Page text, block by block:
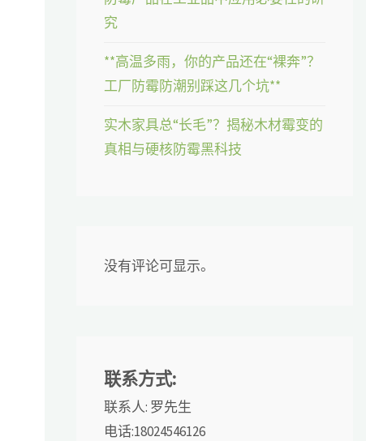
究
**高温多雨，你的产品还在“裸奔”？
工厂防霉防潮别踩这几个坑**
实木家具总“长毛”？揭秘木材霉变的
真相与硬核防霉黑科技
没有评论可显示。
联系方式:
联系人: 罗先生
电话:18024546126